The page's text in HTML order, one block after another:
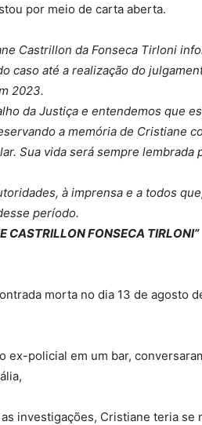
por meio de carta aberta.
Castrillon da Fonseca Tirloni
caso até a realização do
2023.
da Justiça e entendemos que
a memória de Cristiane
Sua vida será sempre
à imprensa e a todos
período.
CASTRILLON FONSECA TIRLONI”
morta no dia 13 de agosto
ex-policial em um bar,
investigações, Cristiane teria se